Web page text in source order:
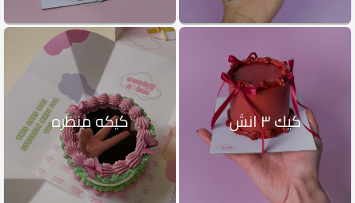
كيك ٣ انش كيكه منظره